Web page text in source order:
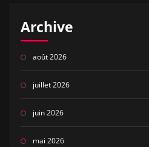
Archive
août 2026
juillet 2026
juin 2026
mai 2026